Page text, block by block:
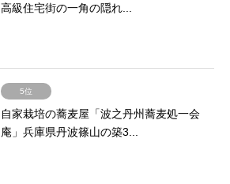
高級住宅街の一角の隠れ...
5位
自家栽培の蕎麦屋「波之丹州蕎麦処一会
庵」兵庫県丹波篠山の築3...